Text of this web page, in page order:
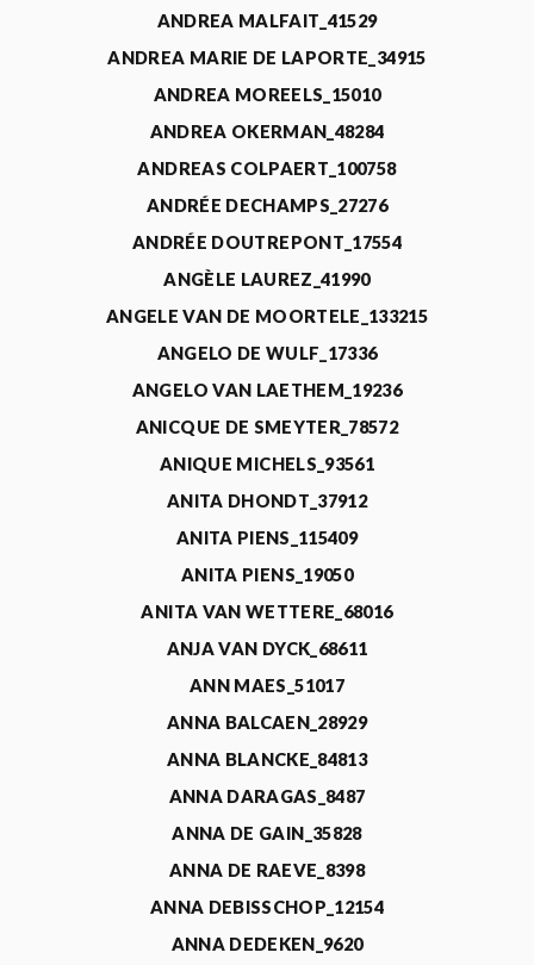
ANDREA MALFAIT_41529
ANDREA MARIE DE LAPORTE_34915
ANDREA MOREELS_15010
ANDREA OKERMAN_48284
ANDREAS COLPAERT_100758
ANDRÉE DECHAMPS_27276
ANDRÉE DOUTREPONT_17554
ANGÈLE LAUREZ_41990
ANGELE VAN DE MOORTELE_133215
ANGELO DE WULF_17336
ANGELO VAN LAETHEM_19236
ANICQUE DE SMEYTER_78572
ANIQUE MICHELS_93561
ANITA DHONDT_37912
ANITA PIENS_115409
ANITA PIENS_19050
ANITA VAN WETTERE_68016
ANJA VAN DYCK_68611
ANN MAES_51017
ANNA BALCAEN_28929
ANNA BLANCKE_84813
ANNA DARAGAS_8487
ANNA DE GAIN_35828
ANNA DE RAEVE_8398
ANNA DEBISSCHOP_12154
ANNA DEDEKEN_9620